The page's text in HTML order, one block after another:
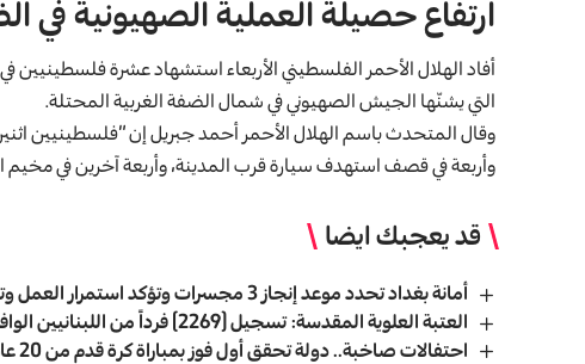
ارتفاع حصيلة العملية الصهيونية في الضفة
أفاد الهلال الأحمر الفلسطيني الأربعاء استشهاد عشرة فلسطينيين
التي يشنّها الجيش الصهيونيفي شمال الضفة الغربية المحتلة.
وقال المتحدث باسم الهلال الأحمر أحمد جبريل إن “فلسطينيين
وأربعة في قصف استهدف سيارة قرب المدينة، وأربعة آخرين في
قد يعجبك ايضا
أمانة بغداد تحدد موعد إنجاز 3 مجسرات وتؤكد استمرار العمل وتوفر التمويل
العتبة العلوية المقدسة: تسجيل (2269) فرداً من اللبنانيين الوافدين في فنادق العتبة
احتفالات صاخبة.. دولة تحقق أول فوز بمباراة كرة قدم من 20 عام